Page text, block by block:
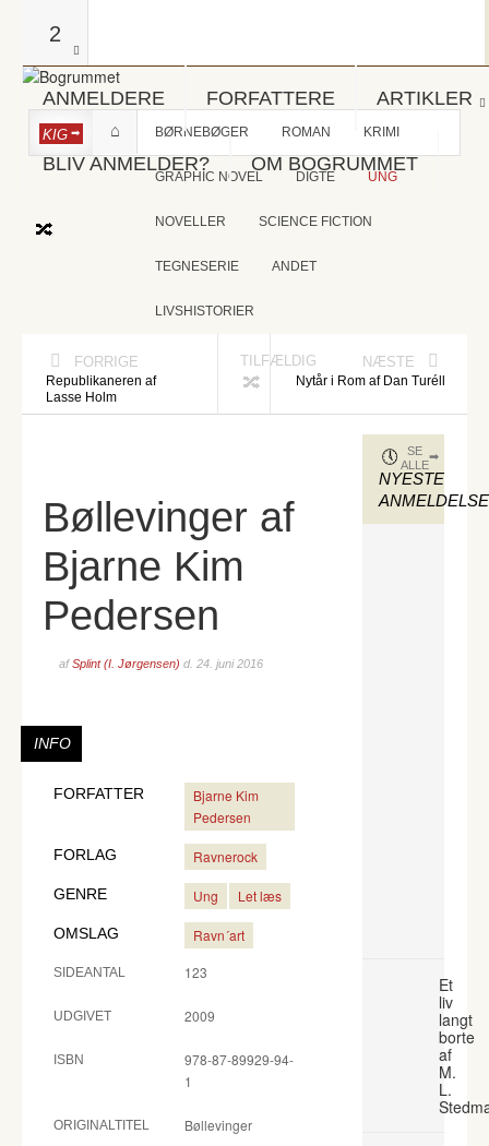
2
ANMELDERE FORFATTERE ARTIKLER
BLIV ANMELDER? OM BOGRUMMET
KIG BØRNEBØGER ROMAN KRIMI
GRAPHIC NOVEL DIGTE UNG
NOVELLER SCIENCE FICTION
TEGNESERIE ANDET
LIVSHISTORIER
FORRIGE
Republikaneren af
Lasse Holm
TILFÆLDIG NÆSTE
Nytår i Rom af Dan Turéll
Bøllevinger af
Bjarne Kim
Pedersen
afSplint (I. Jørgensen) d. 24. juni 2016
INFO
FORFATTER
Bjarne Kim
Pedersen
FORLAG Ravnerock
GENRE Ung Let læs
OMSLAG Ravn´art
SIDEANTAL 123
UDGIVET 2009
ISBN
978-87-89929-94-
1
ORIGINALTITEL Bøllevinger
NYESTE
SE
ALLE
Et
liv
langt
borte
af
M.
L.